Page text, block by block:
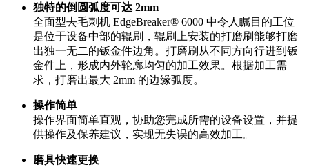
独特的倒圆弧度可达 2mm
全面型去毛刺机 EdgeBreaker® 6000 中令人瞩目的工位
是位于设备中部的辊刷，辊刷上安装的打磨刷能够打磨
出独一无二的钣金件边角。打磨刷从不同方向行进到钣
金件上，形成内外轮廓均匀的加工效果。根据加工需
求，打磨出最大 2mm 的边缘弧度。
操作简单
操作界面简单直观，协助您完成所需的设备设置，并提
供操作及保养建议，实现无失误的高效加工。
磨具快速更换